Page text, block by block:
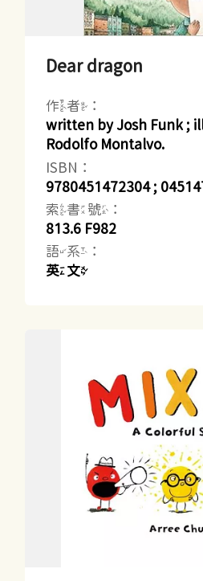
Dear dragon
作者：
written by Josh Funk ;
Rodolfo Montalvo.
ISBN：
9780451472304 ;
索書號：
813.6 F982
語系：
英文